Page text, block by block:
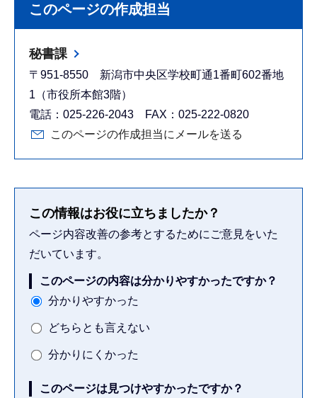
このページの作成担当
秘書課
〒951-8550 新潟市中央区学校町通1番町602番地
1（市役所本館3階）
電話：025-226-2043 FAX：025-222-0820
このページの作成担当にメールを送る
この情報はお役に立ちましたか？
ページ内容改善の参考とするためにご意見をいた
だいています。
このページの内容は分かりやすかったですか？
分かりやすかった
どちらとも言えない
分かりにくかった
このページは見つけやすかったですか？